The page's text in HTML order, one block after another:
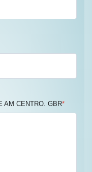
AM CENTRO. GBR*